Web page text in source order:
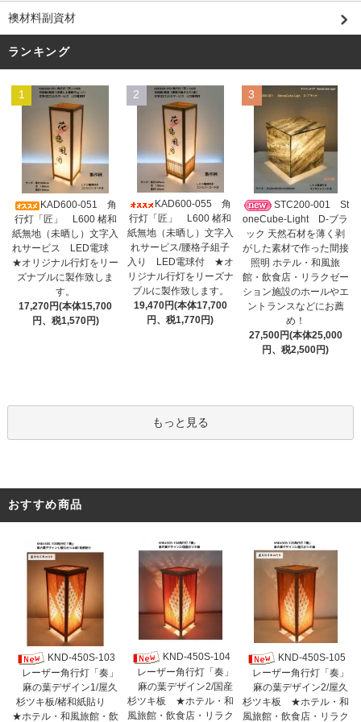
襖材料副資材
ランキング
1
KAD600-051 角
行灯「匠」 L600 楮和
紙無地（未晒し）文字入
れサービス LED電球
★オリジナル行灯をリー
ズナブルに製作致しま
す。
17,270円(本体15,700
円、税1,570円)
2
KAD600-055 角
行灯「匠」 L600 楮和
紙無地（未晒し）文字入
れサービス/腰格子組子
入り LED電球付 ★オ
リジナル行灯をリーズナ
ブルに製作致します。
19,470円(本体17,700
円、税1,770円)
3
STC200-001 St
oneCube-Light D-ブラ
ック 天然石材を薄く剥
がした素材で作った間接
照明 ホテル・和風旅
館・飲食店・リラクゼー
ション施設のホールやエ
ントランスなどにお薦
め！
27,500円(本体25,000
円、税2,500円)
もっと見る
おすすめ商品
KND-450S-103
レーザー角行灯「奏」
麻の葉デザイン1/屋久
杉ツキ板/楮和紙貼り
★ホテル・和風旅館・飲
KND-450S-104
レーザー角行灯「奏」
麻の葉デザイン2/国産
杉ツキ板 ★ホテル・和
風旅館・飲食店・リラク
KND-450S-105
レーザー角行灯「奏」
麻の葉デザイン2/屋久
杉ツキ板 ★ホテル・和
風旅館・飲食店・リラク